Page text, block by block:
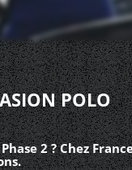
POLO
2 ? Chez